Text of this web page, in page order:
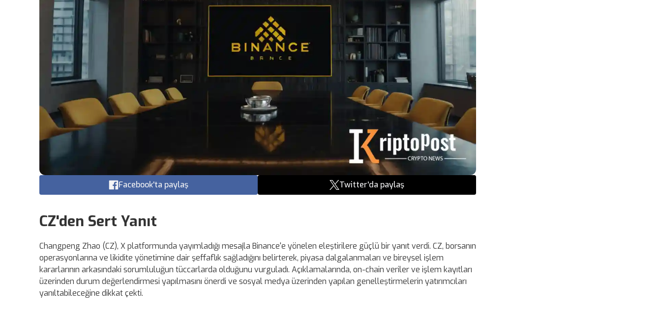
Facebook'ta paylaş Twitter'da paylaş
CZ'den Sert Yanıt
Changpeng Zhao (CZ), X platformunda yayımladığı mesajla Binance'e yönelen eleştirilere güçlü bir yanıt verdi. CZ, borsanın
operasyonlarına ve likidite yönetimine dair şeffaflık sağladığını belirterek, piyasa dalgalanmaları ve bireysel işlem
kararlarının arkasındaki sorumluluğun tüccarlarda olduğunu vurguladı. Açıklamalarında, on-chain veriler ve işlem kayıtları
üzerinden durum değerlendirmesi yapılmasını önerdi ve sosyal medya üzerinden yapılan genelleştirmelerin yatırımcıları
yanıltabileceğine dikkat çekti.